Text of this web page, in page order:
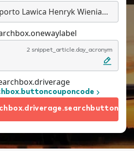
2 snippet_article.day_acronym